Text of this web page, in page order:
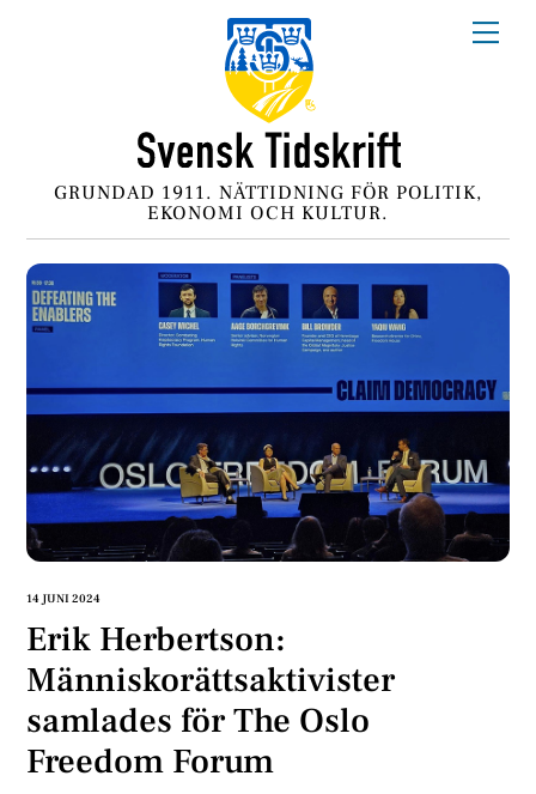
GRUNDAD 1911. NÄTTIDNING FÖR POLITIK,
EKONOMI OCH KULTUR.
14 JUNI 2024
Erik Herbertson:
Människorättsaktivister
samlades för The Oslo
Freedom Forum